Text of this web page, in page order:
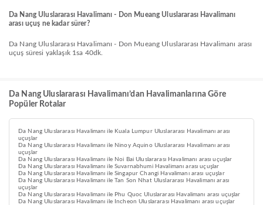
Da Nang Uluslararası Havalimanı - Don Mueang Uluslararası Havalimanı
arası uçuş ne kadar sürer?
Da Nang Uluslararası Havalimanı - Don Mueang Uluslararası Havalimanı arası
uçuş süresi yaklaşık 1sa 40dk.
Da Nang Uluslararası Havalimanı’dan Havalimanlarına Göre
Popüler Rotalar
Da Nang Uluslararası Havalimanı ile Kuala Lumpur Uluslararası Havalimanı arası
uçuşlar
Da Nang Uluslararası Havalimanı ile Ninoy Aquino Uluslararası Havalimanı arası
uçuşlar
Da Nang Uluslararası Havalimanı ile Noi Bai Uluslararası Havalimanı arası uçuşlar
Da Nang Uluslararası Havalimanı ile Suvarnabhumi Havalimanı arası uçuşlar
Da Nang Uluslararası Havalimanı ile Singapur Changi Havalimanı arası uçuşlar
Da Nang Uluslararası Havalimanı ile Tan Son Nhat Uluslararası Havalimanı arası
uçuşlar
Da Nang Uluslararası Havalimanı ile Phu Quoc Uluslararası Havalimanı arası uçuşlar
Da Nang Uluslararası Havalimanı ile Incheon Uluslararası Havalimanı arası uçuşlar